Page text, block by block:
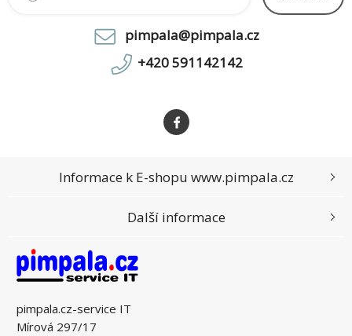
pimpala@pimpala.cz
+420 591142142
pimpala.cz-service IT
Mírová 297/17
Informace k E-shopu www.pimpala.cz
Další informace